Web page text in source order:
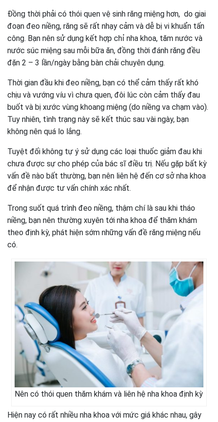
Đồng thời phải có thói quen vệ sinh răng miệng hơn, do giai
đoạn đeo niềng, răng sẽ rất nhạy cảm và dễ bị vi khuẩn tấn
công. Bạn nên sử dụng kết hợp chỉ nha khoa, tăm nước và
nước súc miệng sau mỗi bữa ăn, đồng thời đánh răng đều
đặn 2 – 3 lần/ngày bằng bàn chải chuyên dụng.
Thời gian đầu khi đeo niềng, bạn có thể cảm thấy rất khó
chịu và vướng víu vì chưa quen, đôi lúc còn cảm thấy đau
buốt và bị xước vùng khoang miệng (do niềng va chạm vào).
Tuy nhiên, tình trạng này sẽ kết thúc sau vài ngày, bạn
không nên quá lo lắng.
Tuyệt đối không tự ý sử dụng các loại thuốc giảm đau khi
chưa được sự cho phép của bác sĩ điều trị. Nếu gặp bất kỳ
vấn đề nào bất thường, bạn nên liên hệ đến cơ sở nha khoa
để nhận được tư vấn chính xác nhất.
Trong suốt quá trình đeo niềng, thậm chí là sau khi tháo
niềng, bạn nên thường xuyên tới nha khoa để thăm khám
theo định kỳ, phát hiện sớm những vấn đề răng miệng nếu
có.
Nên có thói quen thăm khám và liên hệ nha khoa định kỳ
Hiện nay có rất nhiều nha khoa với mức giá khác nhau, gây